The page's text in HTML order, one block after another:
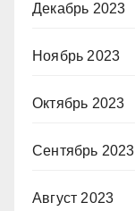
Декабрь 2023
Ноябрь 2023
Октябрь 2023
Сентябрь 2023
Август 2023